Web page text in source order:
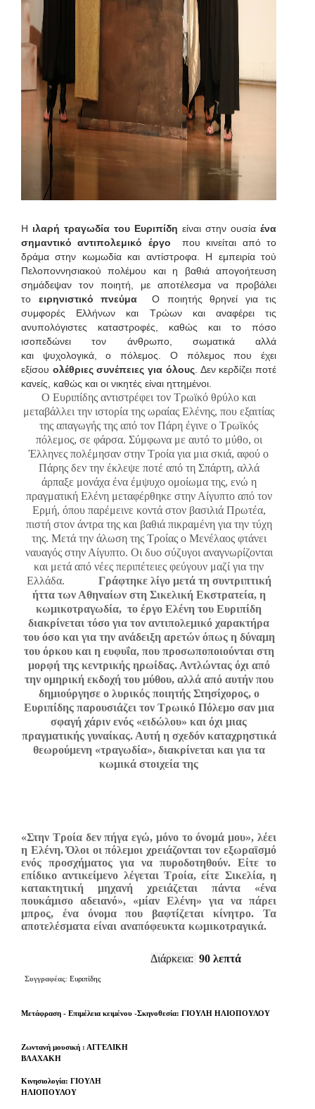
Η ιλαρή τραγωδία του Ευριπίδη είναι στην ουσία ένα
σημαντικό αντιπολεμικό έργο
που κινείται από το
δράμα στην κωμωδία και αντίστροφα. Η εμπειρία τού
Πελοποννησιακού πολέμου και η βαθιά απογοήτευση
σημάδεψαν τον ποιητή, με αποτέλεσμα να προβάλει
το ειρηνιστικό πνεύμα
Ο ποιητής θρηνεί για τις
συμφορές Ελλήνων και Τρώων και αναφέρει τις
ανυπολόγιστες καταστροφές, καθώς και το πόσο
ισοπεδώνει τον άνθρωπο, σωματικά αλλά
και ψυχολογικά, ο πόλεμος. Ο πόλεμος που έχει
εξίσου ολέθριες συνέπειες για όλους. Δεν κερδίζει ποτέ
κανείς, καθώς και οι νικητές είναι ηττημένοι.
Ο Ευριπίδης αντιστρέφει τον Τρωϊκό θρύλο και
μεταβάλλει την ιστορία της ωραίας Ελένης, που εξαιτίας
της απαγωγής της από τον Πάρη έγινε ο Τρωϊκός
πόλεμος, σε φάρσα. Σύμφωνα με αυτό το μύθο, οι
Έλληνες πολέμησαν στην Τροία για μια σκιά, αφού ο
Πάρης δεν την έκλεψε ποτέ από τη Σπάρτη, αλλά
άρπαξε μονάχα ένα έμψυχο ομοίωμα της, ενώ η
πραγματική Ελένη μεταφέρθηκε στην Αίγυπτο από τον
Ερμή, όπου παρέμεινε κοντά στον βασιλιά Πρωτέα,
πιστή στον άντρα της και βαθιά πικραμένη για την τύχη
της. Μετά την άλωση της Τροίας ο Μενέλαος φτάνει
ναυαγός στην Αίγυπτο. Οι δυο σύζυγοι αναγνωρίζονται
και μετά από νέες περιπέτειες φεύγουν μαζί για την
Ελλάδα.
Γράφτηκε λίγο μετά τη συντριπτική
ήττα των Αθηναίων στη Σικελική Εκστρατεία, η
κωμικοτραγωδία, το έργο Ελένη του Ευριπίδη
διακρίνεται τόσο για τον αντιπολεμικό χαρακτήρα
του όσο και για την ανάδειξη αρετών όπως η δύναμη
του όρκου και η ευφυΐα, που προσωποποιούνται στη
μορφή της κεντρικής ηρωίδας. Αντλώντας όχι από
την ομηρική εκδοχή του μύθου, αλλά από αυτήν που
δημιούργησε ο λυρικός ποιητής Στησίχορος, ο
Ευριπίδης παρουσιάζει τον Τρωικό Πόλεμο σαν μια
σφαγή χάριν ενός «ειδώλου» και όχι μιας
πραγματικής γυναίκας. Αυτή η σχεδόν καταχρηστικά
θεωρούμενη «τραγωδία», διακρίνεται και για τα
κωμικά στοιχεία της
«Στην Τροία δεν πήγα εγώ, μόνο το όνομά μου», λέει
η Ελένη. Όλοι οι πόλεμοι χρειάζονται τον εξωραϊσμό
ενός προσχήματος για να πυροδοτηθούν. Είτε το
επίδικο αντικείμενο λέγεται Τροία, είτε Σικελία, η
κατακτητική μηχανή χρειάζεται πάντα «ένα
πουκάμισο αδειανό», «μίαν Ελένη» για να πάρει
μπρος, ένα όνομα που βαφτίζεται κίνητρο. Τα
αποτελέσματα είναι αναπόφευκτα κωμικοτραγικά.
Διάρκεια: 90 λεπτά
Συγγραφέας: Ευριπίδης
Μετάφραση - Επιμέλεια κειμένου -Σκηνοθεσία: ΓΙΟΥΛΗ ΗΛΙΟΠΟΥΛΟΥ
Ζωντανή μουσική : ΑΓΓΕΛΙΚΗ
ΒΛΑΧΑΚΗ
Κινησιολογία: ΓΙΟΥΛΗ
ΗΛΙΟΠΟΥΛΟΥ